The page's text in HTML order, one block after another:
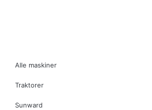
Alle maskiner
Traktorer
Sunward